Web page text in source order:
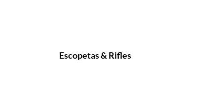
Escopetas & Rifles